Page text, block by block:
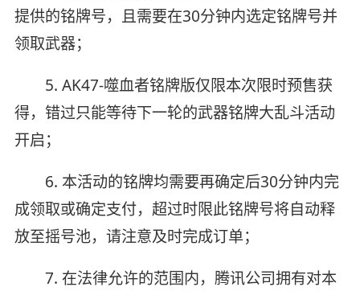
提供的铭牌号，且需要在30分钟内选定铭牌号并
领取武器；
5. AK47-噬血者铭牌版仅限本次限时预售获
得，错过只能等待下一轮的武器铭牌大乱斗活动
开启；
6. 本活动的铭牌均需要再确定后30分钟内完
成领取或确定支付，超过时限此铭牌号将自动释
放至摇号池，请注意及时完成订单；
7. 在法律允许的范围内，腾讯公司拥有对本